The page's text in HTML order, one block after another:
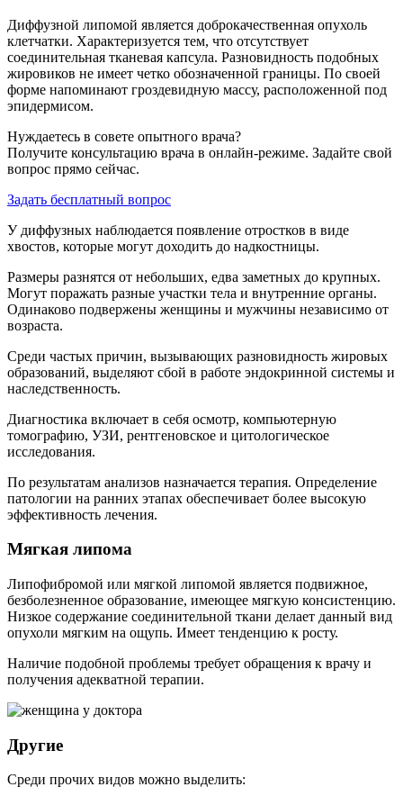
Диффузной липомой является доброкачественная опухоль
клетчатки. Характеризуется тем, что отсутствует
соединительная тканевая капсула. Разновидность подобных
жировиков не имеет четко обозначенной границы. По своей
форме напоминают гроздевидную массу, расположенной под
эпидермисом.
Нуждаетесь в совете опытного врача?
Получите консультацию врача в онлайн-режиме. Задайте свой
вопрос прямо сейчас.
Задать бесплатный вопрос
У диффузных наблюдается появление отростков в виде
хвостов, которые могут доходить до надкостницы.
Размеры разнятся от небольших, едва заметных до крупных.
Могут поражать разные участки тела и внутренние органы.
Одинаково подвержены женщины и мужчины независимо от
возраста.
Среди частых причин, вызывающих разновидность жировых
образований, выделяют сбой в работе эндокринной системы и
наследственность.
Диагностика включает в себя осмотр, компьютерную
томографию, УЗИ, рентгеновское и цитологическое
исследования.
По результатам анализов назначается терапия. Определение
патологии на ранних этапах обеспечивает более высокую
эффективность лечения.
Мягкая липома
Липофибромой или мягкой липомой является подвижное,
безболезненное образование, имеющее мягкую консистенцию.
Низкое содержание соединительной ткани делает данный вид
опухоли мягким на ощупь. Имеет тенденцию к росту.
Наличие подобной проблемы требует обращения к врачу и
получения адекватной терапии.
Другие
Среди прочих видов можно выделить: